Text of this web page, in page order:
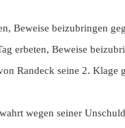
Beweise beizubringen
erbeten, Beweise
Randeck seine 2. Klage
wegen seiner